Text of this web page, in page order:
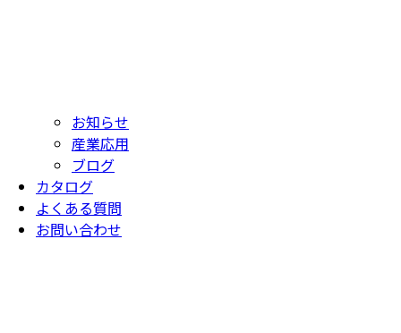
お知らせ
産業応用
ブログ
カタログ
よくある質問
お問い合わせ